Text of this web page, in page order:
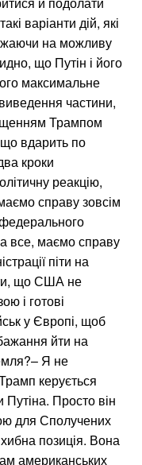
варіанти дій, які
на можливу
що Путін і його
максимальне
частини,
Трампом
вдарить по
кроки
реакцію,
справу зовсім
все, маємо справу
піти на
що США не
і готові
у Європі, щоб
йти на
Я не
керується
Просто він
для Сполучених
позиція. Вона
американських